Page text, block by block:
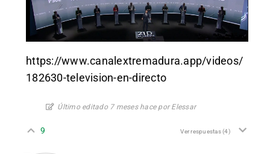
https://www.canalextremadura.app/videos/
182630-television-en-directo
Último editado 7 meses hace por Elessar
9 Ver respuestas(4)